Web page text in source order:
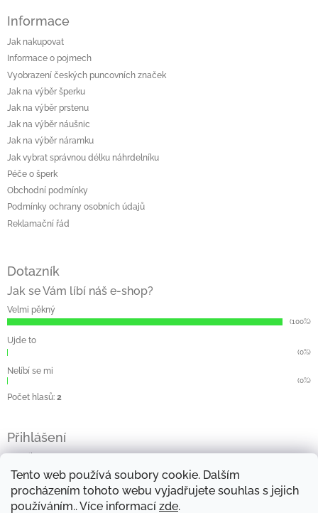
Tento web používá soubory cookie. Dalším
procházením tohoto webu vyjadřujete souhlas s jejich
používáním.. Více informací zde.
Informace
Jak nakupovat
Informace o pojmech
Vyobrazení českých puncovních značek
Jak na výběr šperku
Jak na výběr prstenu
Jak na výběr náušnic
Jak na výběr náramku
Jak vybrat správnou délku náhrdelníku
Péče o šperk
Obchodní podmínky
Podmínky ochrany osobních údajů
Reklamační řád
Dotazník
Jak se Vám líbí náš e-shop?
Velmi pěkný
(100%)
Ujde to
(0%)
Nelíbí se mi
(0%)
Počet hlasů: 2
Přihlášení